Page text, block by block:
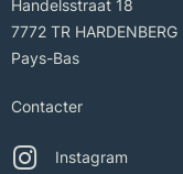
Handelsstraat 18
7772 TR HARDENBERG
Pays-Bas
Contacter
Instagram